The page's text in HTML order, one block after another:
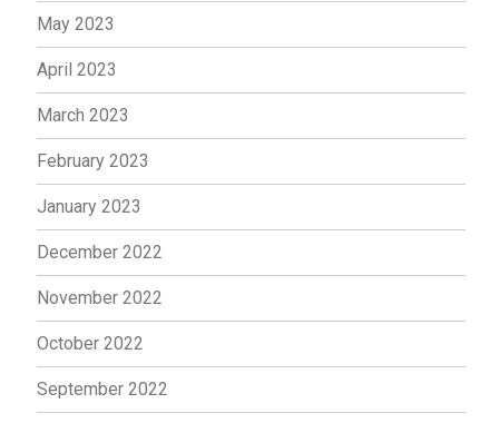
May 2023
April 2023
March 2023
February 2023
January 2023
December 2022
November 2022
October 2022
September 2022